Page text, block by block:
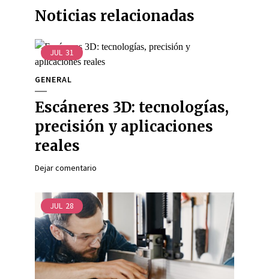
Noticias relacionadas
JUL 31
GENERAL
Escáneres 3D: tecnologías,
precisión y aplicaciones
reales
Dejar comentario
JUL 28